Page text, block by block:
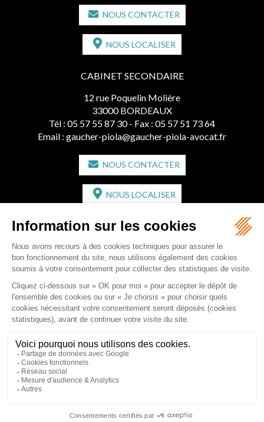
NOUS CONTACTER
NOUS LOCALISER
CABINET SECONDAIRE
12 rue Poquelin Molière
33000 BORDEAUX
Tél : 05 57 55 87 30 - Fax : 05 57 51 73 64
Email : gaucher-piola@gaucher-piola-avocat.fr
NOUS CONTACTER
NOUS LOCALISER
CABINET SECONDAIRE
2 bis Avenue de l'Europe
33350 ST MAGNE-DE-CASTILLON
Tél :05 57 55 87 30 - Fax : 05 57 51 73 64
Email :gaucher-piola@gaucher-piola-avocat.fr
NOUS CONTACTER
NOUS LOCALISER
Honoraires Plan du site Mentions légales